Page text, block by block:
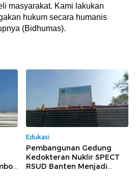
masyarakat. Kami lakukan
hukum secara humanis
(Bidhumas).
Edukasi
Pembangunan Gedung
Kedokteran Nuklir SPECT
RSUD Banten Menjadi